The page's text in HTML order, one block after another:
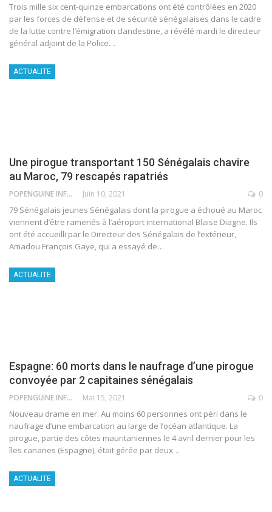
Trois mille six cent-quinze embarcations ont été contrôlées en 2020
par les forces de défense et de sécurité sénégalaises dans le cadre
de la lutte contre l’émigration clandestine, a révélé mardi le directeur
général adjoint de la Police…
ACTUALITE
Une pirogue transportant 150 Sénégalais chavire
au Maroc, 79 rescapés rapatriés
POPENGUINE INFO Juin 10, 2021 0
79 Sénégalais jeunes Sénégalais dont la pirogue a échoué au Maroc
viennent d’être ramenés à l’aéroport international Blaise Diagne. Ils
ont été accueilli par le Directeur des Sénégalais de l’extérieur,
Amadou François Gaye, qui a essayé de…
ACTUALITE
Espagne: 60 morts dans le naufrage d’une pirogue
convoyée par 2 capitaines sénégalais
POPENGUINE INFO Mai 15, 2021 0
Nouveau drame en mer. Au moins 60 personnes ont péri dans le
naufrage d’une embarcation au large de l’océan atlantique. La
pirogue, partie des côtes mauritaniennes le 4 avril dernier pour les
îles canaries (Espagne), était gérée par deux…
ACTUALITE